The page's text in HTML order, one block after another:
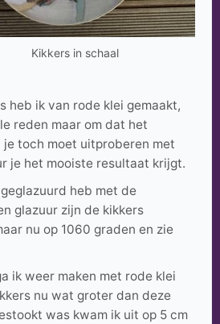
Kikkers in schaal
heb ik van rode klei gemaakt,
reden maar om dat het
toch moet uitproberen met
je het mooiste resultaat krijgt.
heb met de
glazuur zijn de kikkers
nu op 1060 graden en zie
ik weer maken met rode klei
nu wat groter dan deze
was kwam ik uit op 5 cm